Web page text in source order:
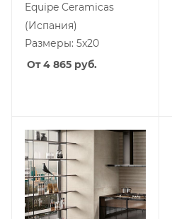
Equipe Ceramicas
(Испания)
Размеры: 5x20
От 4 865 руб.